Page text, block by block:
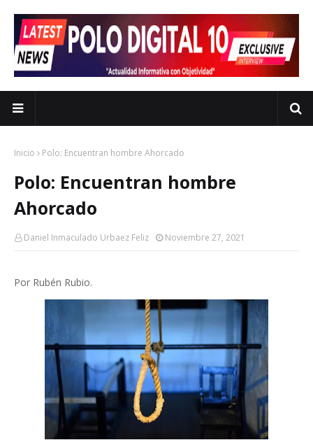
Inicio Polo: Encuentran hombre Ahorcado
Polo: Encuentran hombre
Ahorcado
Daniel Inmaculado Urbaez Feliz Noviembre 27, 2021
Por Rubén Rubio.